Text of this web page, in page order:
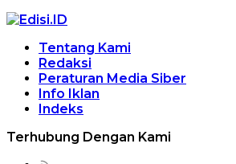
Tentang Kami
Redaksi
Peraturan Media Siber
Info Iklan
Indeks
Terhubung Dengan Kami